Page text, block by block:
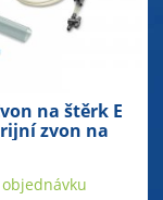
na štěrk E
zvon na